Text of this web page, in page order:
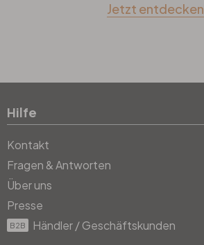
Jetzt entdecken
Hilfe
Kontakt
Fragen & Antworten
Über uns
Presse
B2B Händler / Geschäftskunden